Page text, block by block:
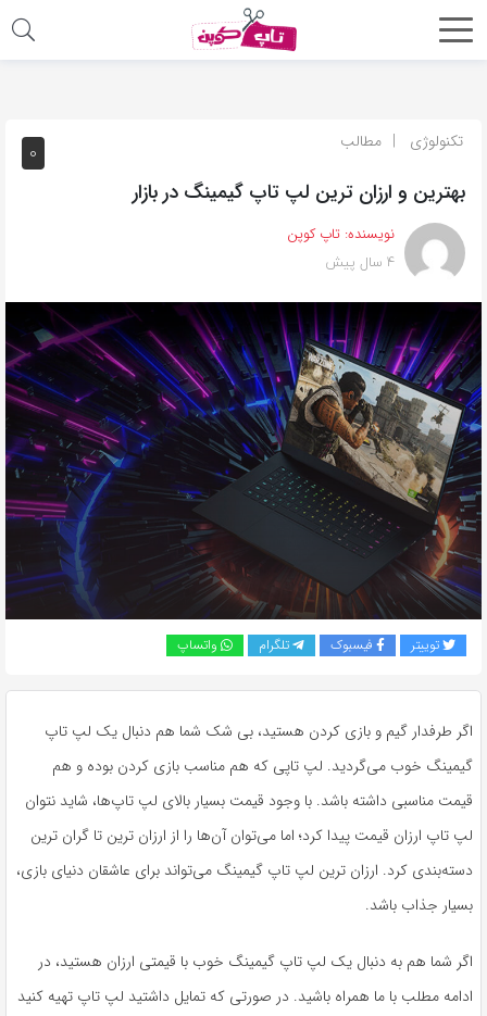
اشتراک
با
از
روش‌های
زیر
می‌توانید
صفحه
را
با
دوستان
خود
به
اشتراک
بگذارید.
کپی
لینک
0 تکنولوژی مطالب
بهترین و ارزان ترین لپ تاپ گیمینگ در بازار
نویسنده: تاپ کوپن
4 سال پیش
توییتر فیسبوک تلگرام واتساپ
اگر طرفدار گیم و بازی کردن هستید، بی شک شما هم دنبال یک لپ تاپ
گیمینگ خوب می‌گردید. لپ تاپی که هم مناسب بازی کردن بوده و هم
قیمت مناسبی داشته باشد. با وجود قیمت بسیار بالای لپ تاپ‌ها، شاید نتوان
لپ تاپ ارزان قیمت پیدا کرد؛ اما می‌توان آن‌ها را از ارزان ترین تا گران ترین
دسته‌بندی کرد. ارزان ترین لپ تاپ گیمینگ می‌تواند برای عاشقان دنیای بازی،
بسیار جذاب باشد.
اگر شما هم به دنبال یک لپ تاپ گیمینگ خوب با قیمتی ارزان هستید، در
ادامه مطلب با ما همراه باشید. در صورتی که تمایل داشتید لپ تاپ تهیه کنید